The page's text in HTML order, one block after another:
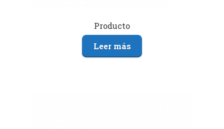
Producto
Leer más